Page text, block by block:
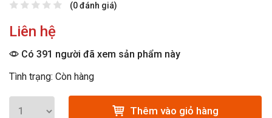
(0 đánh giá)
Liên hệ
Có 391 người đã xem sản phẩm này
Tình trạng: Còn hàng
Thêm vào giỏ hàng